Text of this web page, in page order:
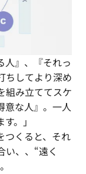
人』、『それっ
ちしてより深め
組み立ててスケ
意な人』。一人
。」
つくると、それ
い、、“遠く